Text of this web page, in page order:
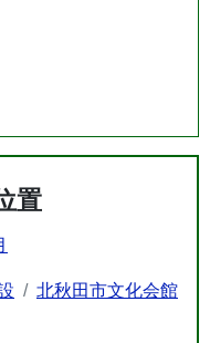
置
北秋田市文化会館